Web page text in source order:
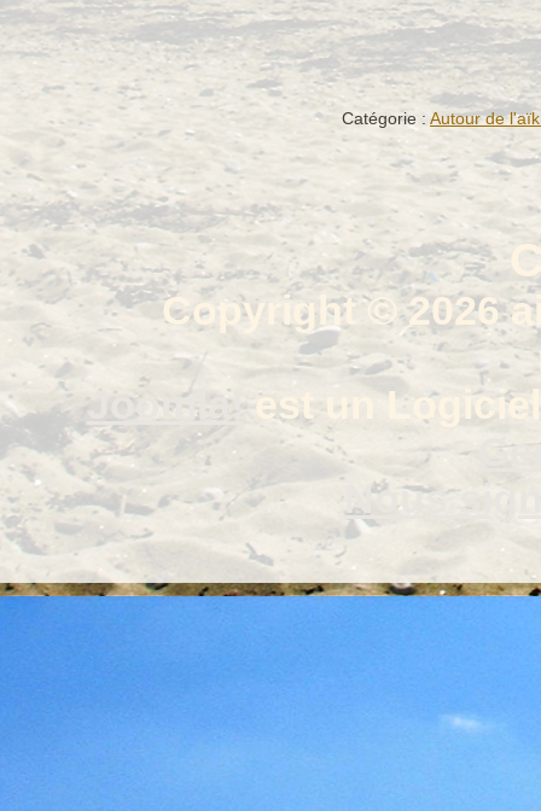
Catégorie : Autour de
Copyright © 2026
Joomla! est un
Nous